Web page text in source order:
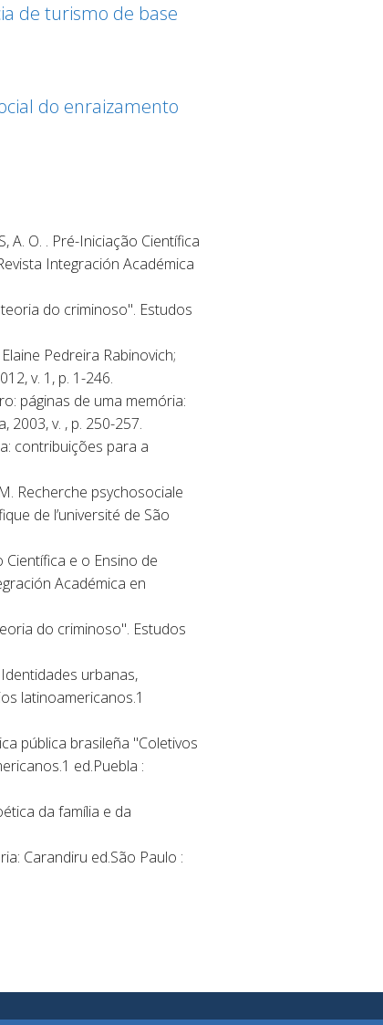
de turismo de base
do enraizamento
A. O. . Pré-Iniciação Científica
Integración Académica
do criminoso". Estudos
Pedreira Rabinovich;
v. 1, p. 1-246.
páginas de uma memória:
2003, v. , p. 250-257.
contribuições para a
M. Recherche psychosociale
de l’université de São
Científica e o Ensino de
Académica en
do criminoso". Estudos
Identidades urbanas,
latinoamericanos.1
pública brasileña "Coletivos
ed.Puebla :
da família e da
Carandiru ed.São Paulo :